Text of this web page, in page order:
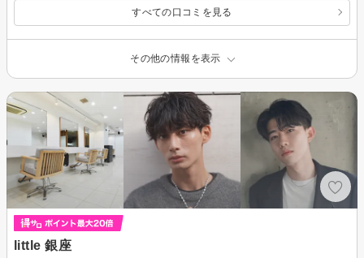
すべての口コミを見る
その他の情報を表示
little 銀座